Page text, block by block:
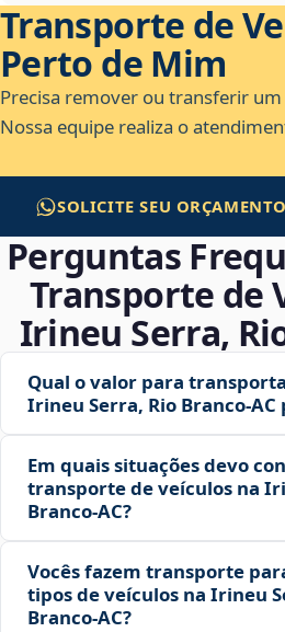
Transporte de
Perto de Mim
Precisa remover ou transferir um
Nossa equipe realiza o
SOLICITE SEU ORÇAMENTO
Perguntas
Transporte de
Irineu Serra,
Qual o valor para
Irineu Serra, Rio
Em quais situações devo
transporte de veículos na
Branco‑AC?
Vocês fazem transporte
tipos de veículos na Irineu
Branco‑AC?